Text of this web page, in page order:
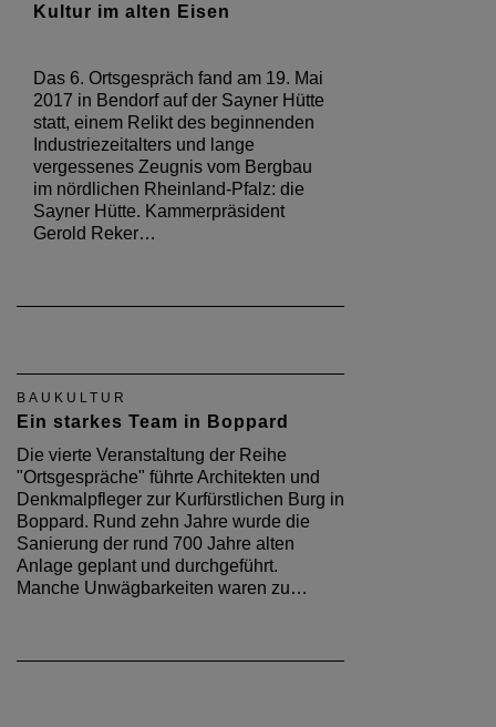
Kultur im alten Eisen
Das 6. Ortsgespräch fand am 19. Mai
2017 in Bendorf auf der Sayner Hütte
statt, einem Relikt des beginnenden
Industriezeitalters und lange
vergessenes Zeugnis vom Bergbau
im nördlichen Rheinland-Pfalz: die
Sayner Hütte. Kammerpräsident
Gerold Reker…
BAUKULTUR
Ein starkes Team in Boppard
Die vierte Veranstaltung der Reihe
"Ortsgespräche" führte Architekten und
Denkmalpfleger zur Kurfürstlichen Burg in
Boppard. Rund zehn Jahre wurde die
Sanierung der rund 700 Jahre alten
Anlage geplant und durchgeführt.
Manche Unwägbarkeiten waren zu…